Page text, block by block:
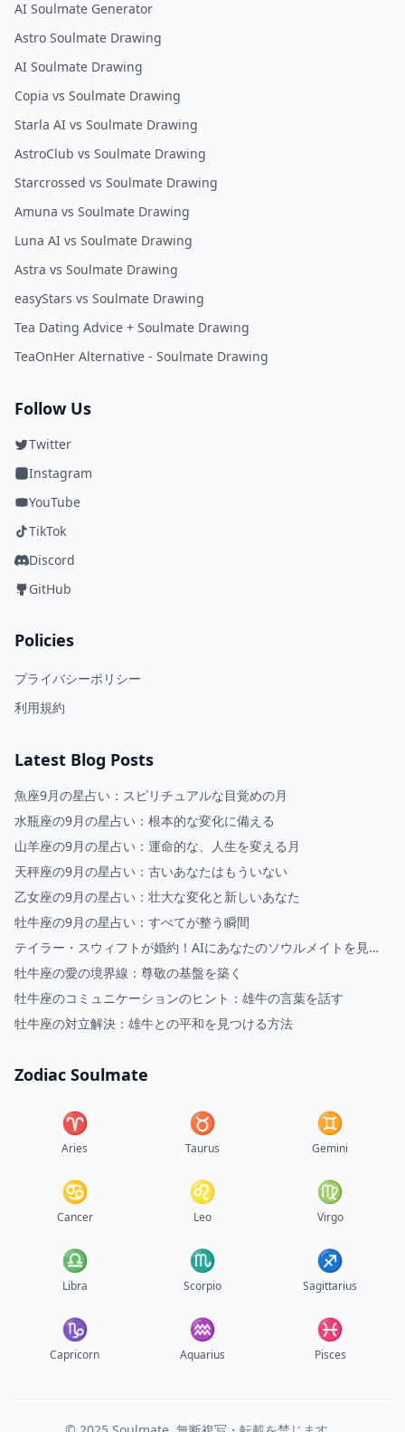
AI Soulmate Generator
Astro Soulmate Drawing
AI Soulmate Drawing
Copia vs Soulmate Drawing
Starla AI vs Soulmate Drawing
AstroClub vs Soulmate Drawing
Starcrossed vs Soulmate Drawing
Amuna vs Soulmate Drawing
Luna AI vs Soulmate Drawing
Astra vs Soulmate Drawing
easyStars vs Soulmate Drawing
Tea Dating Advice + Soulmate Drawing
TeaOnHer Alternative - Soulmate Drawing
Follow Us
Twitter
Instagram
YouTube
TikTok
Discord
GitHub
Policies
プライバシーポリシー
利用規約
Latest Blog Posts
魚座9月の星占い：スピリチュアルな目覚めの月
水瓶座の9月の星占い：根本的な変化に備える
山羊座の9月の星占い：運命的な、人生を変える月
天秤座の9月の星占い：古いあなたはもういない
乙女座の9月の星占い：壮大な変化と新しいあなた
牡牛座の9月の星占い：すべてが整う瞬間
テイラー・スウィフトが婚約！AIにあなたのソウルメイトを見せ
てもらいましょう
牡牛座の愛の境界線：尊敬の基盤を築く
牡牛座のコミュニケーションのヒント：雄牛の言葉を話す
牡牛座の対立解決：雄牛との平和を見つける方法
Zodiac Soulmate
♈︎
Aries
♉︎
Taurus
♊︎
Gemini
♋︎
Cancer
♌︎
Leo
♍︎
Virgo
♎︎
Libra
♏︎
Scorpio
♐︎
Sagittarius
♑︎
Capricorn
♒︎
Aquarius
♓︎
Pisces